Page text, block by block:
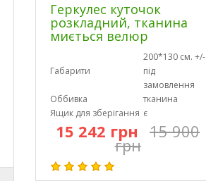
Геркулес куточок
розкладний, тканина
миється велюр
Габарити
200*130 см. +/-
під
замовлення
Оббивка
тканина
Ящик для зберігання є
15 242 грн 15 900
грн